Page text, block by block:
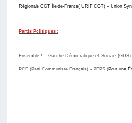
Régionale CGT Île-de-France( URIF CGT) – Union
Partis Politiques :
Ensemble ! – Gauche Démocratique et Sociale (GDS)
PCF (Parti Communiste Français) – PEPS (Pour une